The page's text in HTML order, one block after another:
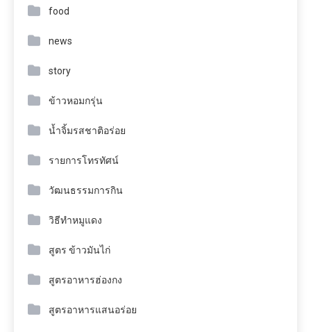
food
news
story
ข้าวหอมกรุ่น
น้ำจิ้มรสชาติอร่อย
รายการโทรทัศน์
วัฒนธรรมการกิน
วิธีทำหมูแดง
สูตร ข้าวมันไก่
สูตรอาหารฮ่องกง
สูตรอาหารแสนอร่อย